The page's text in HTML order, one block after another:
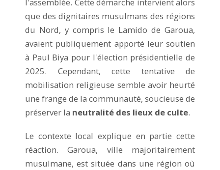
que des dignitaires musulmans des régions
du Nord, y compris le Lamido de Garoua,
avaient publiquement apporté leur soutien
à Paul Biya pour l'élection présidentielle de
2025. Cependant, cette tentative de
mobilisation religieuse semble avoir heurté
une frange de la communauté, soucieuse de
préserver la neutralité des lieux de culte.
Le contexte local explique en partie cette
réaction. Garoua, ville majoritairement
musulmane, est située dans une région où